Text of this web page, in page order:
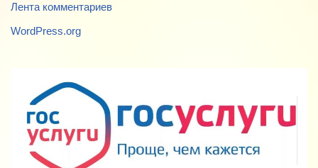
Лента комментариев
WordPress.org